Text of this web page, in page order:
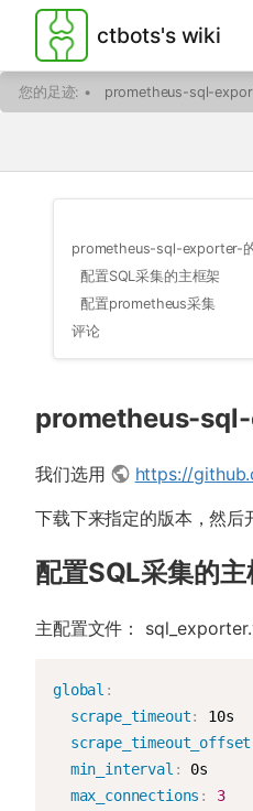
ctbots's wiki
您的足迹: • prometheus-sql-
prometheus-sql-exporter-
配置SQL采集的主框架
配置prometheus采集
评论
prometheus-
我们选用
https://
下载下来指定的版本，然后
配置SQL采集的主
主配置文件：
global :
scrape_timeout:
10s
scrape_timeout_offset
min_interval :
0s
max_connections :
3